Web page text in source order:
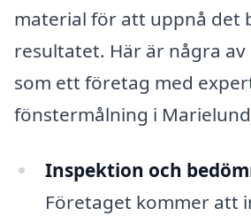
material för att uppnå det
resultatet. Här är några
som ett företag med
fönstermålning i
Inspektion och
Företaget kommer att